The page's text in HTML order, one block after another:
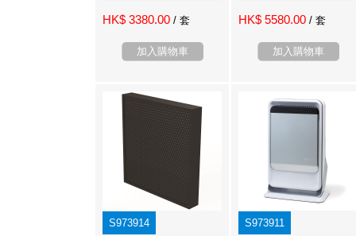
HK$ 3380.00 / 套
加入購物車
HK$ 5580.00 / 套
加入購物車
S973914
S973911